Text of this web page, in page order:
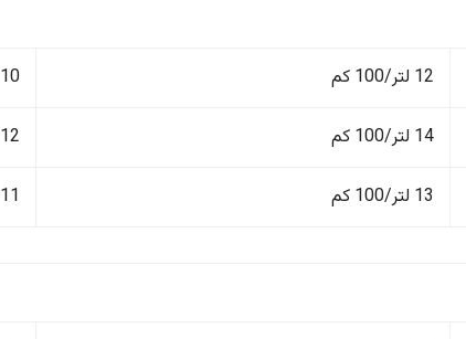
12 لتر/100 كم 10 لتر/100 كم
14 لتر/100 كم 12 لتر/100 كم
13 لتر/100 كم 11 لتر/100 كم